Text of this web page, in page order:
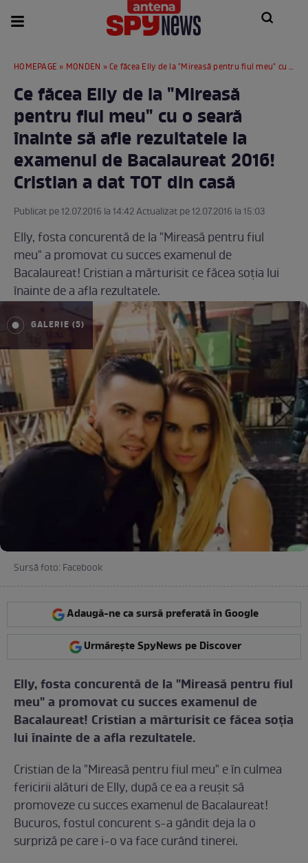
HOMEPAGE » MONDEN » Ce făcea Elly de la "Mireasă pentru fiul meu" cu o seară înainte să afle rezultatele la examenul de Bacalaureat 2016! Cristian a dat TOT din casă
Ce făcea Elly de la "Mireasă
pentru fiul meu" cu o seară
înainte să afle rezultatele la
examenul de Bacalaureat 2016!
Cristian a dat TOT din casă
Publicat pe 12.07.2016 la 14:42 Actualizat pe 12.07.2016 la 15:03
Elly, fosta concurentă de la "Mireasă pentru fiul
meu" a promovat cu succes examenul de
Bacalaureat! Cristian a mărturisit ce făcea soţia lui
înainte de a afla rezultatele.
GALERIE (5)
Sursă foto: Facebook
Adaugă-ne ca sursă preferată în Google
Urmărește SpyNews pe Discover
Elly, fosta concurentă de la "Mireasă pentru fiul
meu" a promovat cu succes examenul de
Bacalaureat! Cristian a mărturisit ce făcea soţia
lui înainte de a afla rezultatele.
Cristian de la "Mireasă pentru fiul meu" e în culmea
fericirii alături de Elly, după ce ea a reuşit să
promoveze cu succes examenul de Bacalaureat!
Bucuros, fostul concurent s-a gândit deja la o
surpriză pe care i-o va face curând tinerei.